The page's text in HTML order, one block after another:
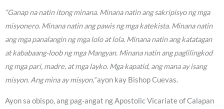
“Ganap na natin itong minana. Minana natin ang sakripisyo ng mga
misyonero. Minana natin ang pawis ng mga katekista. Minana natin
ang mga panalangin ng mga lolo at lola. Minana natin ang katatagan
at kababaang-loob ng mga Mangyan. Minana natin ang paglilingkod
ng mga pari, madre, at mga layko. Mga kapatid, ang mana ay isang
misyon. Ang mina ay misyon,”ayon kay Bishop Cuevas.
Ayon sa obispo, ang pag-angat ng Apostolic Vicariate of Calapan